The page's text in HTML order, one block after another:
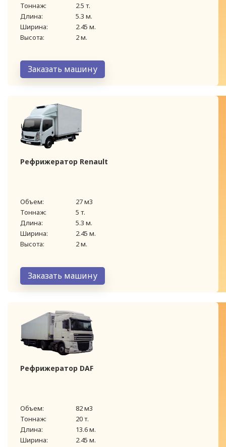
Тоннаж:
2.5 т.
Длина:
5.3 м.
Ширина:
2.45 м.
Высота:
2 м.
Заказать машину
Рефрижератор Renault
Объем:
27 м3
Тоннаж:
5 т.
Длина:
5.3 м.
Ширина:
2.45 м.
Высота:
2 м.
Заказать машину
Рефрижератор DAF
Объем:
82 м3
Тоннаж:
20 т.
Длина:
13.6 м.
Ширина:
2.45 м.